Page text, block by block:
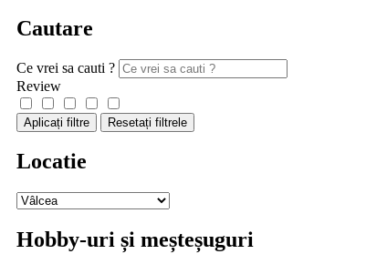
Cautare
Ce vrei sa cauti ?
Review
Aplicați filtre Resetați filtrele
Locatie
Hobby-uri și meșteșuguri